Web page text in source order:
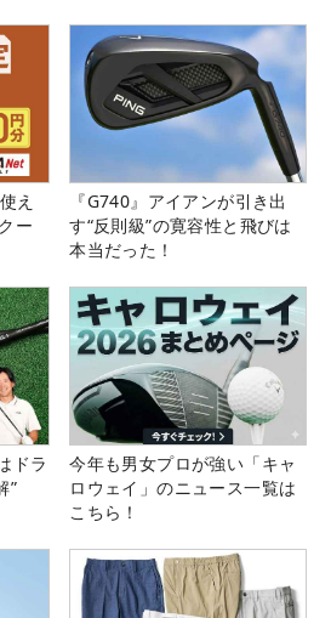
え
ー
『G740』アイアンが引き出
す“反則級”の寛容性と飛びは
本当だった！
ドラ
”
今年も男女プロが強い「キャ
ロウェイ」のニュース一覧は
こちら！